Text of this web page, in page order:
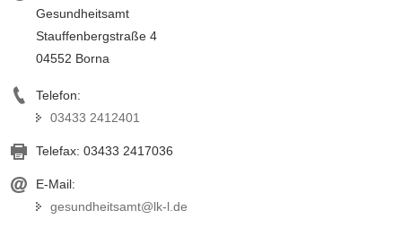
Gesundheitsamt
Stauffenbergstraße 4
04552 Borna
Telefon:
03433 2412401
Telefax: 03433 2417036
E-Mail:
gesundheitsamt@lk-l.de